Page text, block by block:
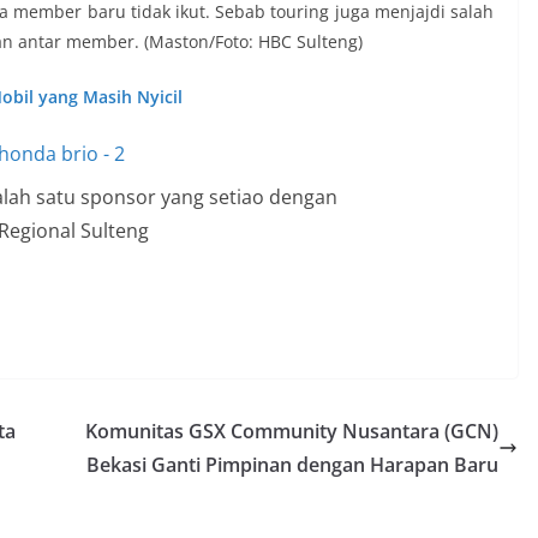
member baru tidak ikut. Sebab touring juga menjajdi salah
antar member. (Maston/Foto: HBC Sulteng)
yang Masih Nyicil
satu sponsor yang setiao dengan
Sulteng
Komunitas GSX Community Nusantara (GCN)
Bekasi Ganti Pimpinan dengan Harapan Baru